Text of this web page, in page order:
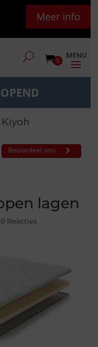
Meer info
0
lagen
0 Reacties